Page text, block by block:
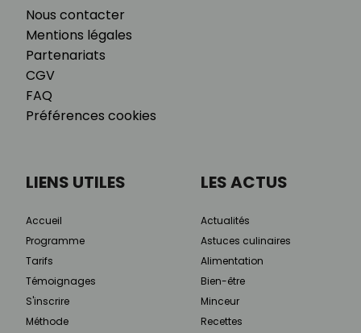
Nous contacter
Mentions légales
Partenariats
CGV
FAQ
Préférences cookies
LIENS UTILES
Accueil
Programme
Tarifs
Témoignages
S'inscrire
Méthode
LES ACTUS
Actualités
Astuces culinaires
Alimentation
Bien-être
Minceur
Recettes